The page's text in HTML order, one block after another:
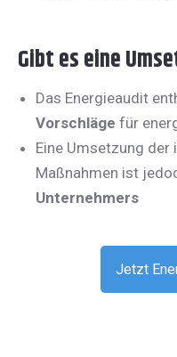
Gibt es eine
Das Energieaudit
Vorschläge für
Eine Umsetzung
Maßnahmen ist
Unternehmers
Jetzt